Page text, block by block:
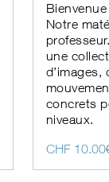
Notre
une
d’images,
concrets
niveaux.
Le
CHF 10.00
Le
plusieurs
variations.
Les
options
peuvent
être
choisies
sur
la
page
du
produit